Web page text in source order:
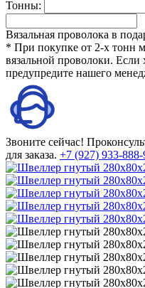
Тонны:
Вязальная проволока в
* При покупке от 2-х тонн
вязальной проволоки. Если
предупредите нашего
Звоните сейчас!
для заказа. +7 (927) 933-888-